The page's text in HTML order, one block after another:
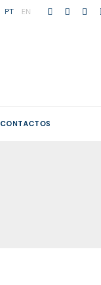
PT EN
CONTACTOS